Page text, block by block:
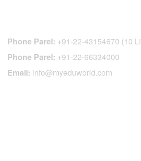
Phone Parel: +91-22-43154670 (10
Phone Parel: +91-22-66334000
Email: info@myeduworld.com